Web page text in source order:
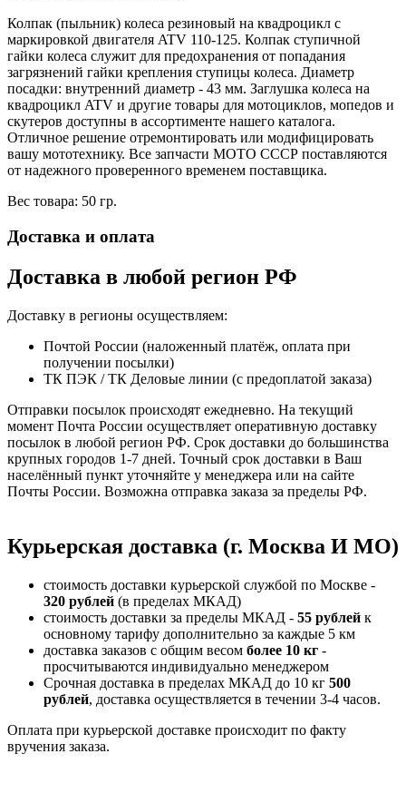
Колпак (пыльник) колеса резиновый на квадроцикл с
маркировкой двигателя ATV 110-125. Колпак ступичной
гайки колеса служит для предохранения от попадания
загрязнений гайки крепления ступицы колеса. Диаметр
посадки: внутренний диаметр - 43 мм. Заглушка колеса на
квадроцикл ATV и другие товары для мотоциклов, мопедов и
скутеров доступны в ассортименте нашего каталога.
Отличное решение отремонтировать или модифицировать
вашу мототехнику. Все запчасти МОТО СССР поставляются
от надежного проверенного временем поставщика.
Вес товара: 50 гр.
Доставка и оплата
Доставка в любой регион РФ
Доставку в регионы осуществляем:
Почтой России (наложенный платёж, оплата при
получении посылки)
ТК ПЭК / ТК Деловые линии (с предоплатой заказа)
Отправки посылок происходят ежедневно. На текущий
момент Почта России осуществляет оперативную доставку
посылок в любой регион РФ. Срок доставки до большинства
крупных городов 1-7 дней. Точный срок доставки в Ваш
населённый пункт уточняйте у менеджера или на сайте
Почты России. Возможна отправка заказа за пределы РФ.
Курьерская доставка (г. Москва И МО)
стоимость доставки курьерской службой по Москве -
320 рублей (в пределах МКАД)
стоимость доставки за пределы МКАД - 55 рублей к
основному тарифу дополнительно за каждые 5 км
доставка заказов с общим весом более 10 кг -
просчитываются индивидуально менеджером
Срочная доставка в пределах МКАД до 10 кг 500
рублей, доставка осуществляется в течении 3-4 часов.
Оплата при курьерской доставке происходит по факту
вручения заказа.